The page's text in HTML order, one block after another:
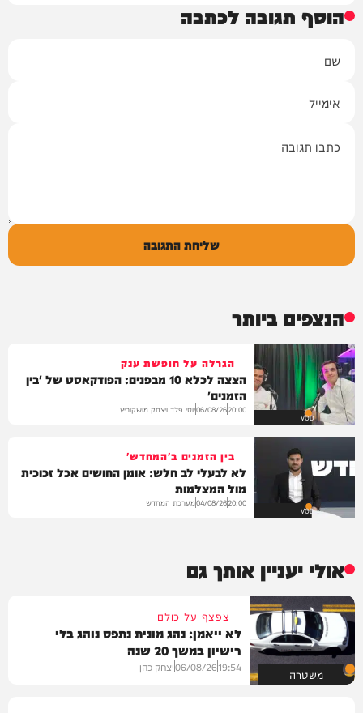
הוסף תגובה לכתבה
שליחת התגובה
הנצפים ביותר
VOD
הגרלה על חופשת ענק
הצצה לכלא 10 מבפנים: הפודקאסט של 'בין
הזמנים'
20:00
06/08/26יוסי פלד ויצחק מושקוביץ
VOD
בין הזמנים ב'המחדש'
לא לבעלי לב חלש: אומן החושים אכל זכוכית
מול המצלמות
20:00
04/08/26מערכת המחדש
אולי יעניין אותך גם
משטרה
צפצף על כולם
לא ייאמן: נהג מונית נתפס נוהג בלי
רישיון במשך 20 שנה
19:54
06/08/26יצחק כהן